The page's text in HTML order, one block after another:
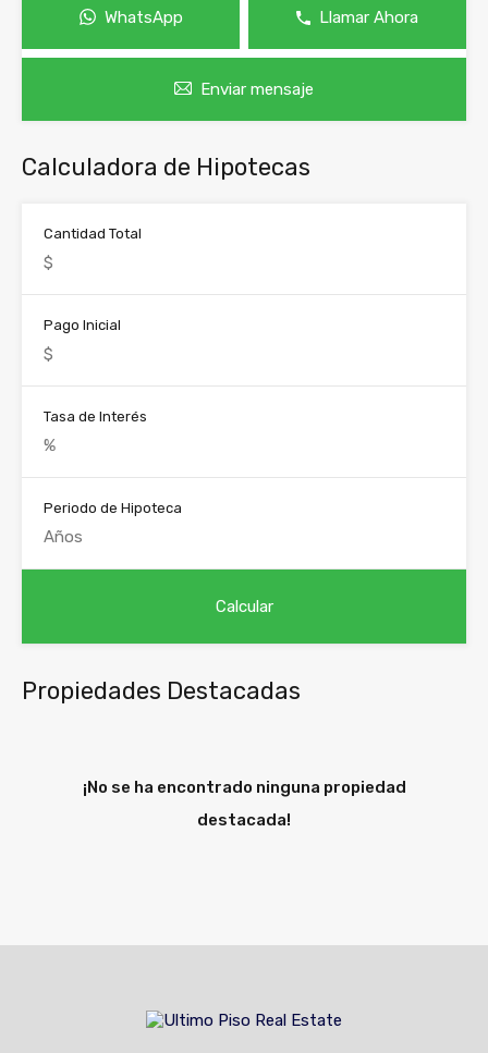
WhatsApp Llamar Ahora
Enviar mensaje
Calculadora de Hipotecas
Cantidad Total
Pago Inicial
Tasa de Interés
Periodo de Hipoteca
Propiedades Destacadas
¡No se ha encontrado ninguna propiedad
destacada!